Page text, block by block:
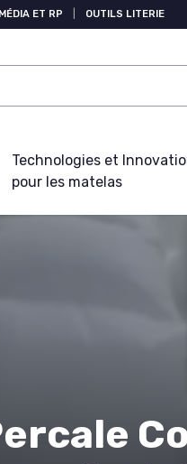
ET RP OUTILS LITERIE
Technologies et
pour les matelas